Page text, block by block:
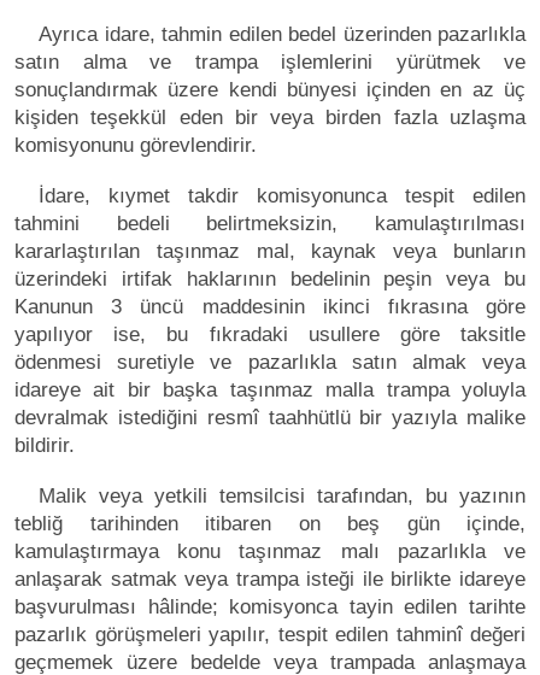
Ayrıca idare, tahmin edilen bedel üzerinden pazarlıkla
satın alma ve trampa işlemlerini yürütmek ve
sonuçlandırmak üzere kendi bünyesi içinden en az üç
kişiden teşekkül eden bir veya birden fazla uzlaşma
komisyonunu görevlendirir.
İdare, kıymet takdir komisyonunca tespit edilen
tahmini bedeli belirtmeksizin, kamulaştırılması
kararlaştırılan taşınmaz mal, kaynak veya bunların
üzerindeki irtifak haklarının bedelinin peşin veya bu
Kanunun 3 üncü maddesinin ikinci fıkrasına göre
yapılıyor ise, bu fıkradaki usullere göre taksitle
ödenmesi suretiyle ve pazarlıkla satın almak veya
idareye ait bir başka taşınmaz malla trampa yoluyla
devralmak istediğini resmî taahhütlü bir yazıyla malike
bildirir.
Malik veya yetkili temsilcisi tarafından, bu yazının
tebliğ tarihinden itibaren on beş gün içinde,
kamulaştırmaya konu taşınmaz malı pazarlıkla ve
anlaşarak satmak veya trampa isteği ile birlikte idareye
başvurulması hâlinde; komisyonca tayin edilen tarihte
pazarlık görüşmeleri yapılır, tespit edilen tahminî değeri
geçmemek üzere bedelde veya trampada anlaşmaya